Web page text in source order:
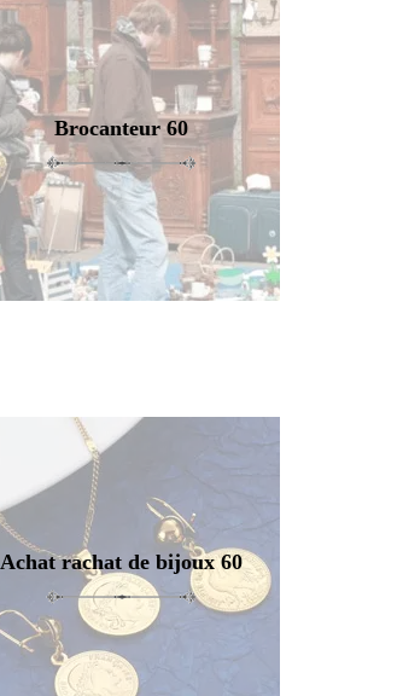
Brocanteur 60
Achat rachat de bijoux 60